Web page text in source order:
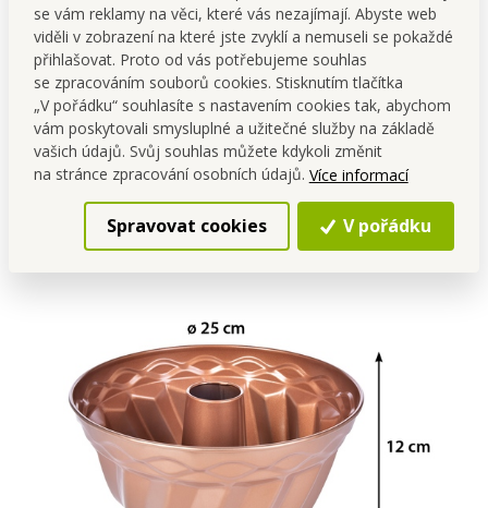
se vám reklamy na věci, které vás nezajímají. Abyste web
viděli v zobrazení na které jste zvyklí a nemuseli se pokaždé
přihlašovat. Proto od vás potřebujeme souhlas
se zpracováním souborů cookies. Stisknutím tlačítka
„V pořádku“ souhlasíte s nastavením cookies tak, abychom
vám poskytovali smysluplné a užitečné služby na základě
vašich údajů. Svůj souhlas můžete kdykoli změnit
na stránce zpracování osobních údajů. Více informací
Spravovat cookies V pořádku
Objem 3400 ml
opravdu velká forma na bábovku klasického tvaru